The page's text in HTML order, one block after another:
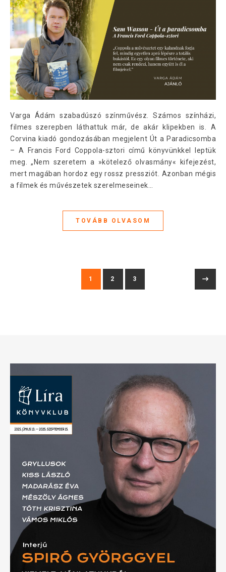
Varga Ádám szabadúszó színművész. Számos színházi,
filmes szerepben láthattuk már, de akár klipekben is. A
Corvina kiadó gondozásában megjelent Út a Paradicsomba
– A Francis Ford Coppola-sztori című könyvünkkel leptük
meg. „Nem szeretem a »kötelező olvasmány« kifejezést,
mert magában hordoz egy rossz pressziót. Azonban mégis
a filmek és művészetek szerelmeseinek…
TOVÁBB OLVASOM
1 2 3